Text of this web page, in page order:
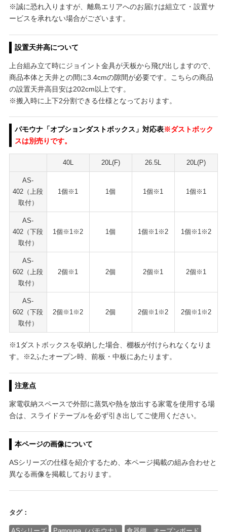
※誠に恐れ入りますが、離島エリアへのお届けは組立て・設置サ
ービスを承れない場合がございます。
設置天井高について
上台組み立て時にジョイント金具が天板から飛び出しますので、
商品本体と天井との間に3.4cmの隙間が必要です。こちらの商品
の設置天井高目安は202cm以上です。
※搬入時に上下2分割できる仕様となっております。
パモウナ「オプションダストボックス」対応表※ダストボック
スは別売りです。
40L 20L(F) 26.5L 20L(P)
AS-
402（上段
取付）
1個※1 1個 1個※1 1個※1
AS-
402（下段
取付）
1個※1※2 1個 1個※1※2 1個※1※2
AS-
602（上段
取付）
2個※1 2個 2個※1 2個※1
AS-
602（下段
取付）
2個※1※2 2個 2個※1※2 2個※1※2
※1ダストボックスを収納した場合、棚板が付けられなくなりま
す。※2ふたオープン時、前板・中板にあたります。
注意点
家電収納スペースで外部に蒸気や熱を放出する家電を使用する場
合は、スライドテーブルを必ず引き出してご使用ください。
本ページの画像について
ASシリーズの仕様を紹介するため、本ページ掲載の組み合わせと
異なる画像を掲載しております。
タグ：